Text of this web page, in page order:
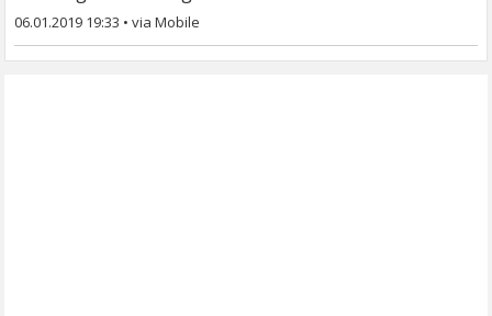
06.01.2019 19:33 •